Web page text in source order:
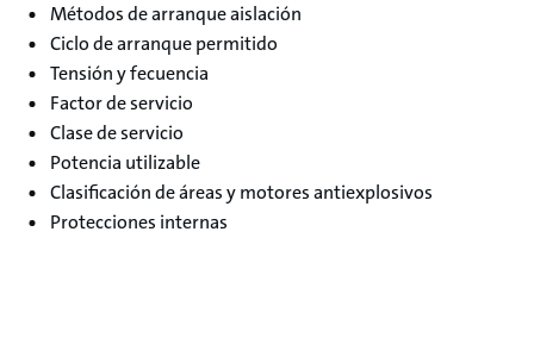
Métodos de arranque aislación
Ciclo de arranque permitido
Tensión y fecuencia
Factor de servicio
Clase de servicio
Potencia utilizable
Clasificación de áreas y motores antiexplosivos
Protecciones internas